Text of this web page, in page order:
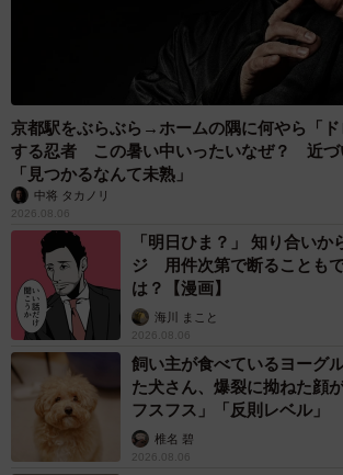
京都駅をぶらぶら→ホームの隅に何やら「
する忍者 この暑い中いったいなぜ？ 近
「見つかるなんて未熟」
中将 タカノリ
2026.08.06
「明日ひま？」 知り合いか
ジ 用件次第で断ることも
は？【漫画】
海川 まこと
2026.08.06
飼い主が食べているヨーグ
た犬さん、爆裂に拗ねた顔
フスフス」「反則レベル」
椎名 碧
2026.08.06